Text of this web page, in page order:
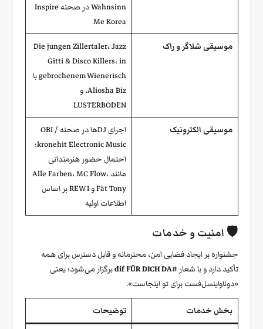
Wahnsinn در صحنه Inspire
Me Korea
موسیقی شلاگر و راک
Die jungen Zillertaler، Jazz
Gitti & Disco Killers، in
gebrochenem Wienerisch با
Aliosha Biz، و
LUSTERBODEN
موسیقی الکترونیک
اجرای DJها در صحنه OBI /
kronehit Electronic Music؛
احتمال حضور هنرمندانی
مانند Alle Farben، MC Flow،
Fät Tony و REW I بر اساس
اطلاعات اولیه
🛡️ امنیت و خدمات
جشنواره بر ایجاد فضایی امن، محترمانه و قابل دسترس برای همه
تأکید دارد و با شعار#dif FÜR DICH DA
برگزار می‌شود؛ یعنی
«دوناواینسل‌فست برای تو اینجاست».
بخش خدمات توضیحات